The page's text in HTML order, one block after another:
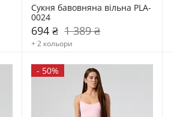
Сукня бавовняна вільна PLA-
0024
694 ₴ 1 389 ₴
+ 2 кольори
- 50%